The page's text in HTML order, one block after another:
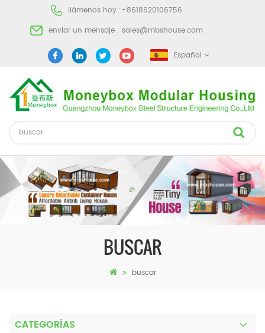
llámenos hoy :+8618620106756
enviar un mensaje : sales@mbshouse.com
Español
BUSCAR
buscar
CATEGORÍAS